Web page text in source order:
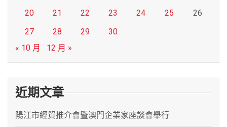
20
21 22 23 24 25
26
27
28 29
30
« 10 月
12 月 »
近期文章
陽江市經貿推介會暨澳門企業家座談會舉行